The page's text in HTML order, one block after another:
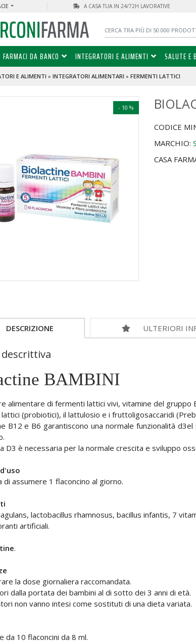
A CASA TUA IN 24/72H LAVORATIVE
FARMACI DA BANCO INTEGRATORI E ALIMENTI SALUTE E
E ALIMENTI » INTEGRATORI ALIMENTARI » FERMENTI LATTICI
- 10 %
CODICE
MARCHIO:
CASA
DESCRIZIONE ULTERIORI
descrittiva
BAMBINI
alimentare di fermenti lattici vivi, vitamine del gruppo
(probiotici), il lattulosio e i fruttoligosaccaridi
B12 e B6 garantiscono una normale funzionalità
D3 è necessaria per la normale crescita e sviluppo
di assumere 1 flaconcino al giorno.
lactobacillus rhamnosus, bacillus infantis, 7
artificiali.
.
la dose giornaliera raccomandata.
dalla portata dei bambini al di sotto dei 3 anni di età.
non vanno intesi come sostituti di una dieta variata.
da 10 flaconcini da 8 ml.